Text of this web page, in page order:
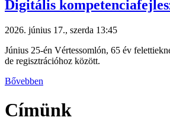
Digitális
2026. június 17., szerda 13:45
Június 25-én Vértessomlón, 65 év
de regisztrációhoz között.
Bővebben
Címünk